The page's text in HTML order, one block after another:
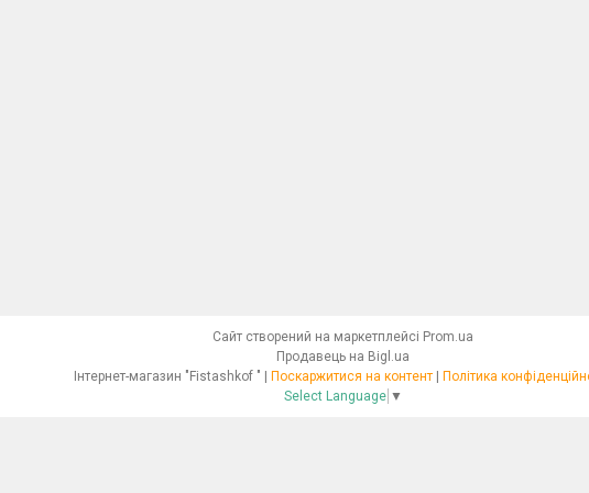
Сайт створений на маркетплейсі Prom.ua
Продавець на Bigl.ua
Інтернет-магазин "Fistashkof " | Поскаржитися на контент | Політика
Select Language ▼